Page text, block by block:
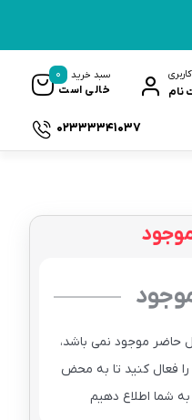
کاربری
نام
سبد خرید
خالی است
0
02333341037
حاضر موجود نمی باشد،
را فعال کنید تا به محض
شما اطلاع دهیم